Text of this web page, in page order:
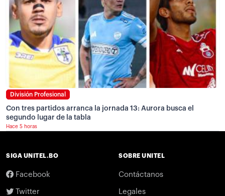
División Profesional
Con tres partidos arranca la jornada 13: Aurora busca el
segundo lugar de la tabla
Hace 5 horas
SIGA UNITEL.BO
Facebook
Twitter
SOBRE UNITEL
Contáctanos
Legales